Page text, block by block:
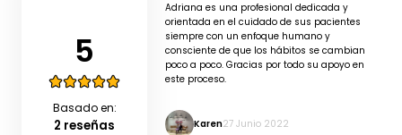
5
Basado en:
2 reseñas
Adriana es una profesional dedicada y
orientada en el cuidado de sus pacientes
siempre con un enfoque humano y
consciente de que los hábitos se cambian
poco a poco. Gracias por todo su apoyo en
este proceso.
Karen27 Junio 2022